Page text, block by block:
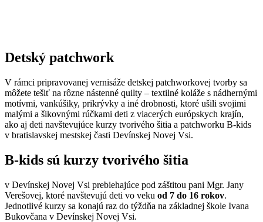
Detský patchwork
V rámci pripravovanej vernisáže detskej patchworkovej tvorby sa
môžete tešiť na rôzne nástenné quilty – textilné koláže s nádhernými
motívmi, vankúšiky, prikrývky a iné drobnosti, ktoré ušili svojimi
malými a šikovnými rúčkami deti z viacerých európskych krajín,
ako aj deti navštevujúce kurzy tvorivého šitia a patchworku B-kids
v bratislavskej mestskej časti Devínskej Novej Vsi.
B-kids sú kurzy tvorivého šitia
v Devínskej Novej Vsi prebiehajúce pod záštitou pani Mgr. Jany
Verešovej, ktoré navštevujú deti vo veku od 7 do 16 rokov.
Jednotlivé kurzy sa konajú raz do týždňa na základnej škole Ivana
Bukovčana v Devínskej Novej Vsi.